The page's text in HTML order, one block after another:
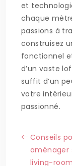
et
chaque
passions à
construisez
fonctionnel
d’un vaste
suffit d’un
votre
passionné.
Conseils
aménager
living-room